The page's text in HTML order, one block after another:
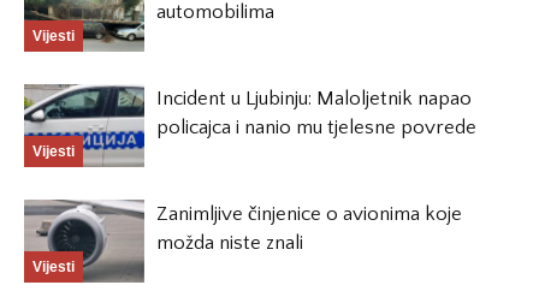
Vijesti
automobilima
Vijesti
Incident u Ljubinju: Maloljetnik napao
policajca i nanio mu tjelesne povrede
Vijesti
Zanimljive činjenice o avionima koje
možda niste znali